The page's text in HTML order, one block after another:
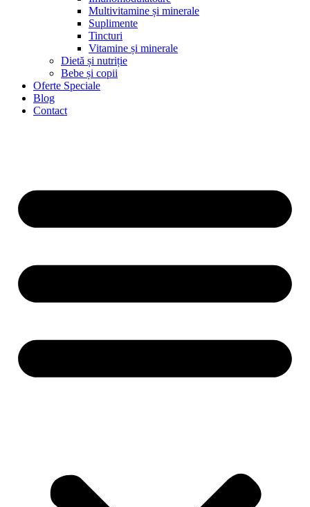
Multivitamine și minerale
Suplimente
Tincturi
Vitamine și minerale
Dietă și nutriție
Bebe și copii
Oferte Speciale
Blog
Contact